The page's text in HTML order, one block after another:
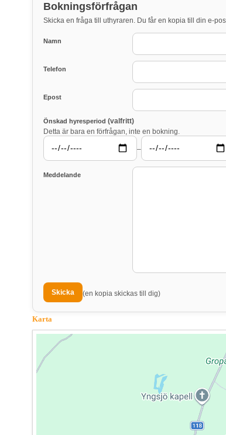
Bokningsförfrågan
Skicka en fråga till uthyraren. Du får en kopia till din e-
Namn
Telefon
Epost
Önskad hyresperiod (valfritt)
Detta är bara en förfrågan, inte en bokning.
–
Meddelande
(en kopia skickas till dig)
Karta